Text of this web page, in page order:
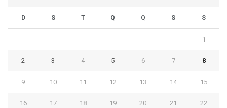
D S T Q Q S S
1
2 3 4 5 6 7 8
9 10 11 12 13 14 15
16 17 18 19 20 21 22